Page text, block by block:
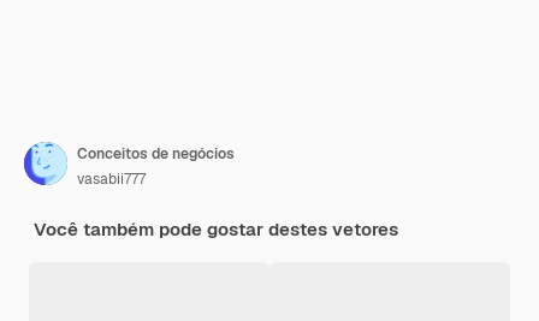
Conceitos de negócios
vasabii777
Você também pode gostar destes vetores